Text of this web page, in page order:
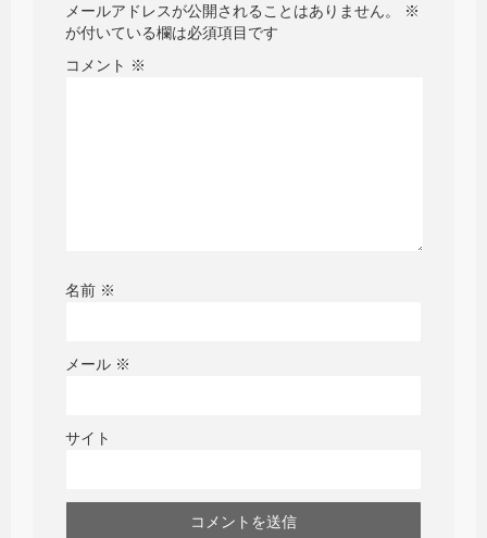
メールアドレスが公開されることはありません。
※
が付いている欄は必須項目です
コメント ※
名前 ※
メール ※
サイト